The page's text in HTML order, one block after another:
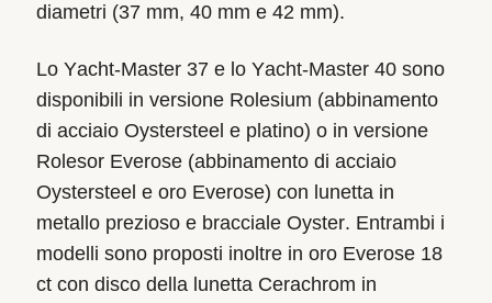
diametri (37 mm, 40 mm e 42 mm).
Lo Yacht‑Master 37 e lo Yacht‑Master 40 sono
disponibili in versione Rolesium (abbinamento
di acciaio Oystersteel e platino) o in versione
Rolesor Everose (abbinamento di acciaio
Oystersteel e oro Everose) con lunetta in
metallo prezioso e bracciale Oyster. Entrambi i
modelli sono proposti inoltre in oro Everose 18
ct con disco della lunetta Cerachrom in